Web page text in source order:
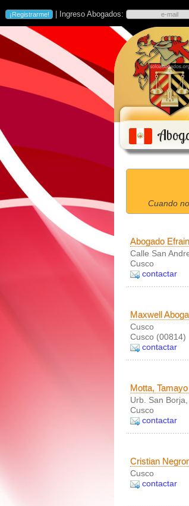
| Ingreso Abogados:
Cuando
Abogado
Calle San
Cusco
contactar
Maxwell
Cusco
Cusco (00814)
contactar
Motta,
Urb. San Borja,
Cusco
contactar
Cristian
Cusco
contactar